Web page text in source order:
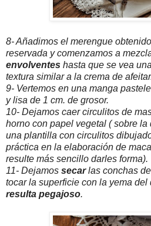
8- Añadimos el merengue
reservada y comenzamos a
envolventes hasta que se vea
textura similar a la crema de
9- Vertemos en una manga
y lisa de 1 cm. de grosor.
10- Dejamos caer circulitos de
horno con papel vegetal ( sobre la
una plantilla con circulitos
práctica en la elaboración de
resulte más sencillo darles forma).
11- Dejamos secarlas conchas
tocar la superficie con la yema del
resulta pegajoso.